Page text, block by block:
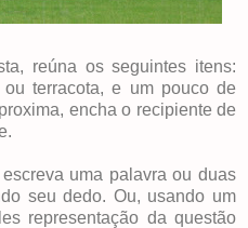
reúna os seguintes itens:
terracota, e um pouco de
encha o recipiente de
uma palavra ou duas
seu dedo. Ou, usando um
representação da questão